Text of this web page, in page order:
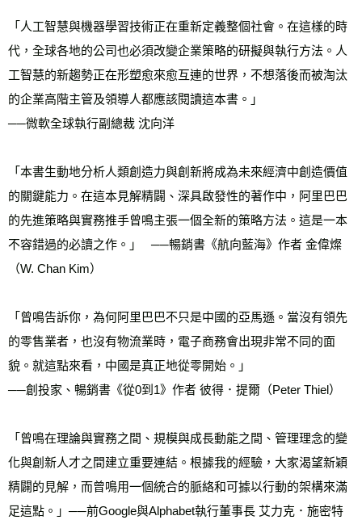
「人工智慧與機器學習技術正在重新定義整個社會。在這樣的時
代，全球各地的公司也必須改變企業策略的研擬與執行方法。人
工智慧的新趨勢正在形塑愈來愈互連的世界，不想落後而被淘汰
的企業高階主管及領導人都應該閱讀這本書。」
──微軟全球執行副總裁 沈向洋
「本書生動地分析人類創造力與創新將成為未來經濟中創造價值
的關鍵能力。在這本見解精闢、深具啟發性的著作中，阿里巴巴
的先進策略與實務推手曾鳴主張一個全新的策略方法。這是一本
不容錯過的必讀之作。」   ──暢銷書《航向藍海》作者 金偉燦
（W. Chan Kim）
「曾鳴告訴你，為何阿里巴巴不只是中國的亞馬遜。當沒有領先
的零售業者，也沒有物流業時，電子商務會出現非常不同的面
貌。就這點來看，中國是真正地從零開始。」
──創投家、暢銷書《從0到1》作者 彼得．提爾（Peter Thiel）
「曾鳴在理論與實務之間、規模與成長動能之間、管理理念的變
化與創新人才之間建立重要連結。根據我的經驗，大家渴望新穎
精闢的見解，而曾鳴用一個統合的脈絡和可據以行動的架構來滿
足這點。」──前Google與Alphabet執行董事長 艾力克．施密特